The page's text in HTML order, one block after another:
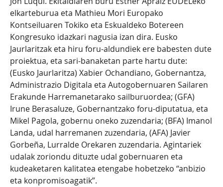
elkarteburua eta Mathieu Mori Europako
Kontseiluaren Tokiko eta Eskualdeko Botereen
Kongresuko idazkari nagusia izan dira. Eusko
Jaurlaritzak eta hiru foru-aldundiek ere babesten dute
proiektua, eta sari-banaketan parte hartu dute:
(Eusko Jaurlaritza) Xabier Ochandiano, Gobernantza,
Administrazio Digitala eta Autogobernuaren Sailaren
Erakunde Harremanetarako sailburuordea; (GFA)
Irune Berasaluze, Gobernantzako foru-diputatua, eta
Mikel Pagola, gobernu oneko zuzendaria; (BFA) Imanol
Landa, udal harremanen zuzendaria, (AFA) Javier
Gorbeña, Lurralde Orekaren zuzendaria. Agintariek
udalak zoriondu dituzte udal gobernuaren eta
kudeaketaren kalitatea etengabe hobetzeko “anbizio
eta konpromisoagatik”.